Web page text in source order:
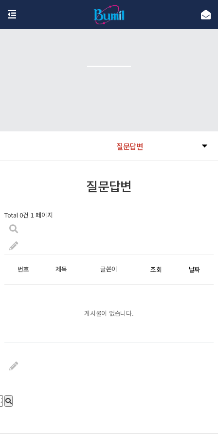
질문답변
질문답변
Total 0건 1 페이지
번호 제목 글쓴이 조회 날짜
게시물이 없습니다.